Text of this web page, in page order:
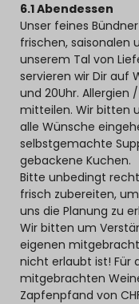
6.1 Abendessen
Unser feines
frischen, saisonalen
unserem Tal von
servieren wir Dir auf
und 20Uhr.
mitteilen. Wir bitten
alle Wünsche
selbstgemachte
gebackene Kuchen.
Bitte unbedingt
frisch zubereiten,
uns die Planung zu
Wir bitten um
eigenen
nicht erlaubt ist! Für
mitgebrachten
Zapfenpfand von